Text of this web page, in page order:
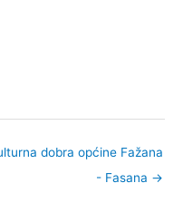
dobra općine Fažana
- Fasana →